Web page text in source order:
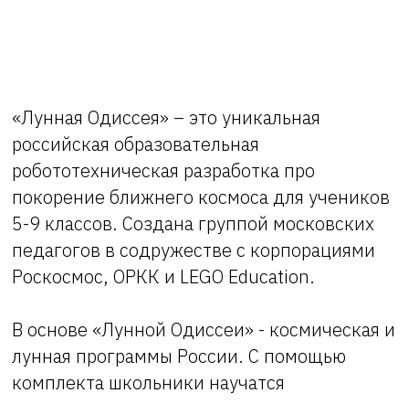
«Лунная Одиссея» – это уникальная
российская образовательная
робототехническая разработка про
покорение ближнего космоса для учеников
5-9 классов. Создана группой московских
педагогов в содружестве с корпорациями
Роскосмос, ОРКК и LEGO Education.
В основе «Лунной Одиссеи» - космическая и
лунная программы России. С помощью
комплекта школьники научатся